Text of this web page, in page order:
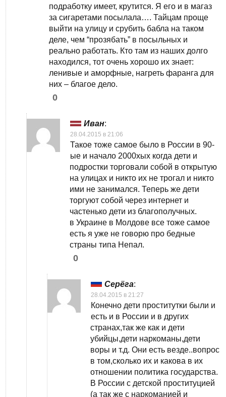
подработку имеет, крутится. Я его и в магаз
за сигаретами посылала…. Тайцам проще
выйти на улицу и срубить бабла на таком
деле, чем “прозябать” в посыльных и
реально работать. Кто там из наших долго
находился, тот очень хорошо их знает:
ленивые и аморфные, нагреть фаранга для
них – благое дело.
0
Иван:
28.04.2015 в 21:06
Такое тоже самое было в России в 90-
ые и начало 2000хых когда дети и
подростки торговали собой в открытую
на улицах и никто их не трогал и никто
ими не занимался. Теперь же дети
торгуют собой через интернет и
частенько дети из благополучных.
в Украине в Молдове все тоже самое
есть я уже не говорю про бедные
страны типа Непал.
0
Серёга:
28.04.2015 в 21:27
Конечно дети проститутки были и
есть и в России и в других
странах,так же как и дети
убийцы,дети наркоманы,дети
воры и т.д. Они есть везде..вопрос
в том,сколько их и какова в их
отношении политика государства.
В России с детской проституцией
(а так же с наркоманией и